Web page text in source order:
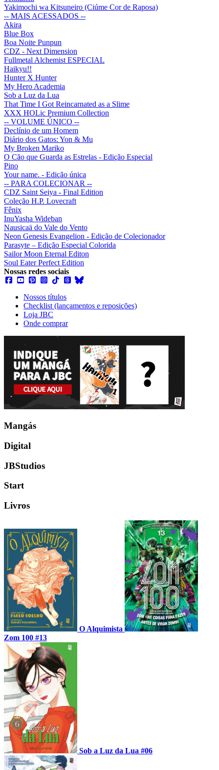
Yakimochi wa Kitsuneiro (Ciúme Cor de Raposa)
-- MAIS ACESSADOS --
Akira
Blue Box
Boa Noite Punpun
CDZ - Next Dimension
Fullmetal Alchemist ESPECIAL
Haikyu!!
Hunter X Hunter
My Hero Academia
Sob a Luz da Lua
That Time I Got Reincarnated as a Slime
XXX HOLic Premium Collection
-- VOLUME ÚNICO --
Declínio de um Homem
Diário dos Gatos: Yon & Mu
My Broken Mariko
O Cão que Guarda as Estrelas - Edição Especial
Pino
Your name. - Edição única
-- PARA COLECIONAR --
CDZ Saint Seiya - Final Edition
Coleção H.P. Lovecraft
Fênix
InuYasha Wideban
Nausicaä do Vale do Vento
Neon Genesis Evangelion - Edição de Colecionador
Parasyte – Edição Especial Colorida
Sailor Moon Eternal Editon
Soul Eater Perfect Edition
Nossas redes sociais
Nossos títulos
Checklist (lançamentos e reposições)
Loja JBC
Onde comprar
Mangás
Digital
JBStudios
Start
Livros
O Alquimista
Zom 100 #13
Sob a Luz da Lua #06